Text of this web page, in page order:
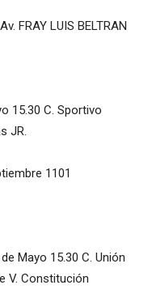
FRAY LUIS BELTRAN
15.30 C. Sportivo
JR.
1101
Mayo 15.30 C. Unión
V. Constitución